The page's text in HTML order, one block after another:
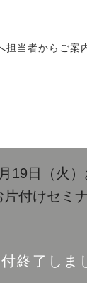
担当者からご案
19日（火
片付けセミ
終了しま